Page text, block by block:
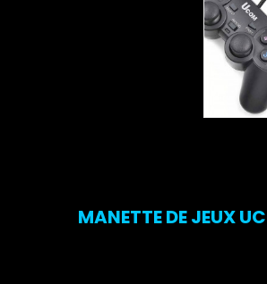
MANETTE DE JEUX